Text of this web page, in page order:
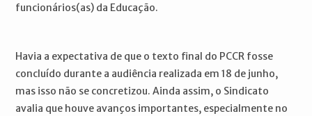
funcionários(as) da Educação.
Havia a expectativa de que o texto final do PCCR fosse
concluído durante a audiência realizada em 18 de junho,
mas isso não se concretizou. Ainda assim, o Sindicato
avalia que houve avanços importantes, especialmente no